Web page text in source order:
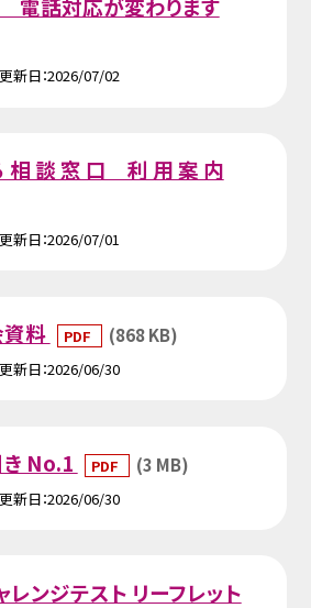
更新日 2026/07/02
相 談 窓 口 利 用 案 内
更新日 2026/07/01
料 PDF (868 KB)
更新日 2026/06/30
No.1 PDF (3 MB)
更新日 2026/06/30
ンジテスト リーフレット